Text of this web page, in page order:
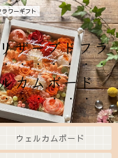
ワーギフト
ザーブドフラ
カムボード
ウェルカムボード